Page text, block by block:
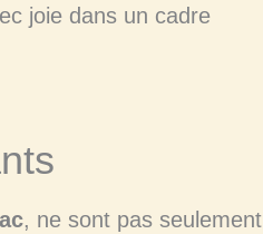
joie dans un cadre
, ne sont pas seulement